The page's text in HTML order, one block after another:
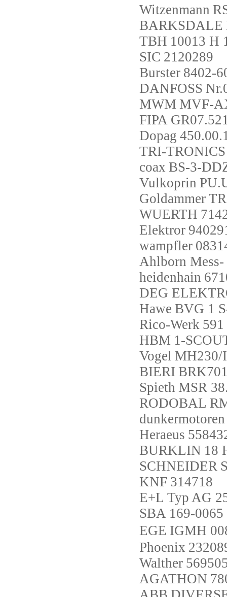
Witzenmann
BARKSDALE
TBH 10013 H
SIC 2120289
Burster 8402-
DANFOSS
MWM MVF-
FIPA
Dopag
TRI-TRONICS
coax BS-3-
Vulkoprin
Goldammer
WUERTH
Elektror
wampfler
Ahlborn
heidenhain
DEG
Hawe BVG 1
Rico-Werk
HBM 1-
Vogel MH230/
BIERI
Spieth MSR
RODOBAL
dunkermotoren
Heraeus
BURKLIN 18
SCHNEIDER
KNF 314718
E+L Typ AG
SBA 169-0065
EGE IGMH
Phoenix
Walther
AGATHON